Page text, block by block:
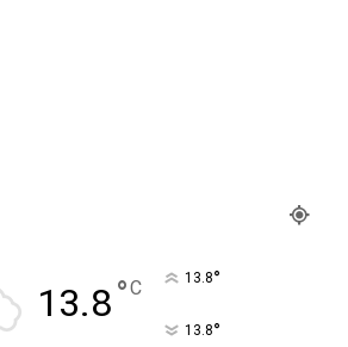
13.8°C 13.8°
13.8°